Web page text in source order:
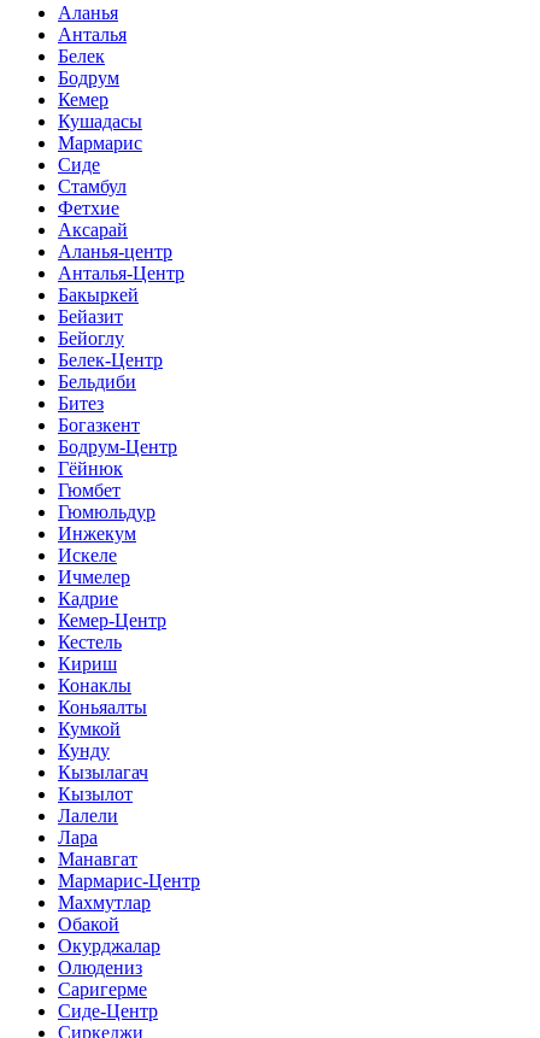
Аланья
Анталья
Белек
Бодрум
Кемер
Кушадасы
Мармарис
Сиде
Стамбул
Фетхие
Аксарай
Аланья-центр
Анталья-Центр
Бакыркей
Бейазит
Бейоглу
Белек-Центр
Бельдиби
Битез
Богазкент
Бодрум-Центр
Гёйнюк
Гюмбет
Гюмюльдур
Инжекум
Искеле
Ичмелер
Кадрие
Кемер-Центр
Кестель
Кириш
Конаклы
Коньяалты
Кумкой
Кунду
Кызылагач
Кызылот
Лалели
Лара
Манавгат
Мармарис-Центр
Махмутлар
Обакой
Окурджалар
Олюдениз
Саригерме
Сиде-Центр
Сиркеджи